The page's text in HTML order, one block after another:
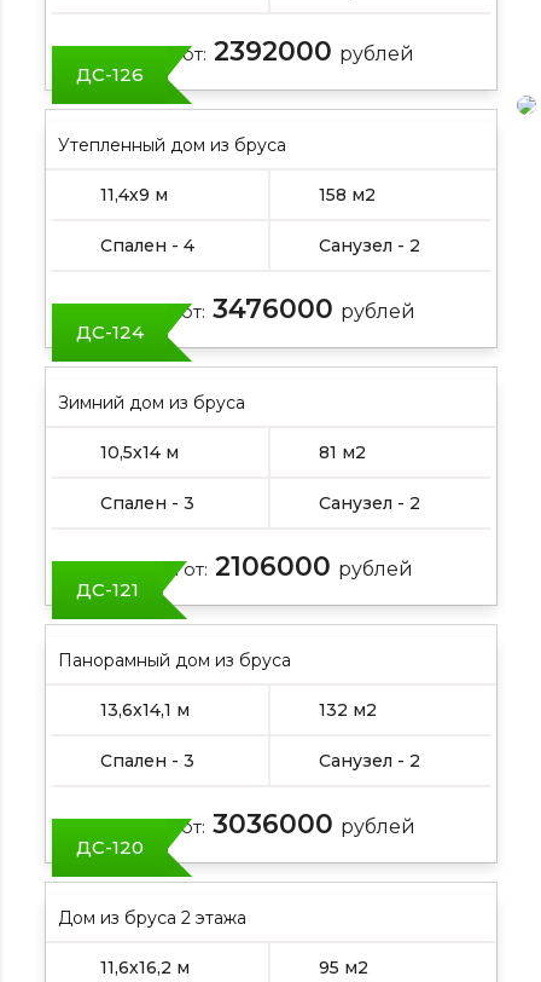
Цена от: 2392000 рублей
ДС-126
Утепленный дом из бруса
11,4х9 м 158 м2
Спален - 4 Санузел - 2
Цена от: 3476000 рублей
ДС-124
Зимний дом из бруса
10,5х14 м 81 м2
Спален - 3 Санузел - 2
Цена от: 2106000 рублей
ДС-121
Панорамный дом из бруса
13,6х14,1 м 132 м2
Спален - 3 Санузел - 2
Цена от: 3036000 рублей
ДС-120
Дом из бруса 2 этажа
11,6х16,2 м 95 м2